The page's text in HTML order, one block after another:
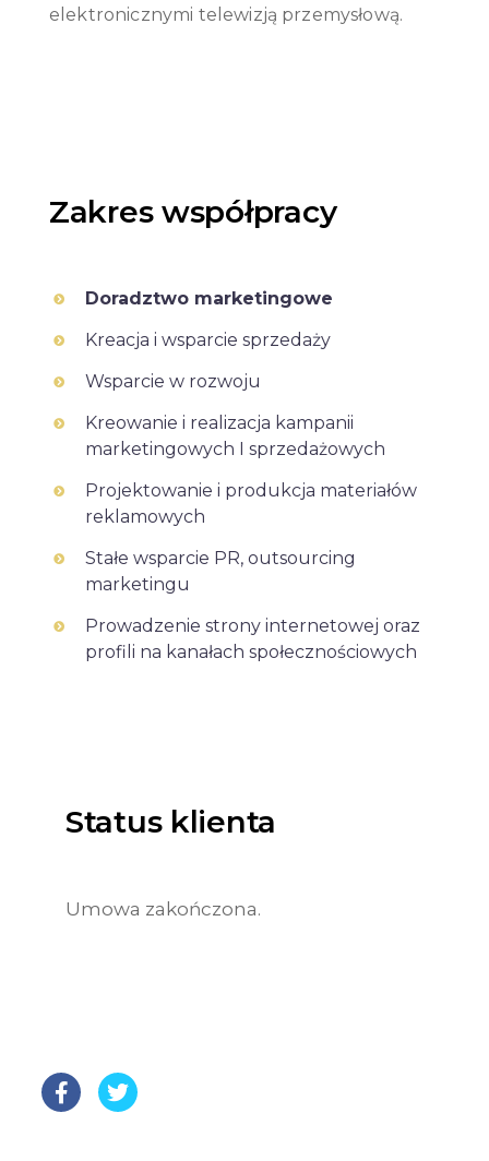
elektronicznymi telewizją przemysłową.
Zakres współpracy
Doradztwo marketingowe
Kreacja i wsparcie sprzedaży
Wsparcie w rozwoju
Kreowanie i realizacja kampanii
marketingowych I sprzedażowych
Projektowanie i produkcja materiałów
reklamowych
Stałe wsparcie PR, outsourcing
marketingu
Prowadzenie strony internetowej oraz
profili na kanałach społecznościowych
Status klienta
Umowa zakończona.